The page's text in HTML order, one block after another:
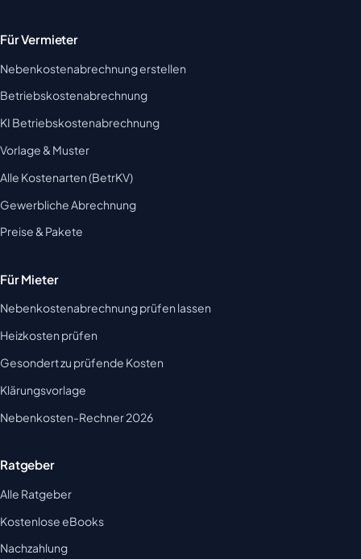
Für Vermieter
Nebenkostenabrechnung erstellen
Betriebskostenabrechnung
KI Betriebskostenabrechnung
Vorlage & Muster
Alle Kostenarten (BetrKV)
Gewerbliche Abrechnung
Preise & Pakete
Für Mieter
Nebenkostenabrechnung prüfen lassen
Heizkosten prüfen
Gesondert zu prüfende Kosten
Klärungsvorlage
Nebenkosten-Rechner 2026
Ratgeber
Alle Ratgeber
Kostenlose eBooks
Nachzahlung